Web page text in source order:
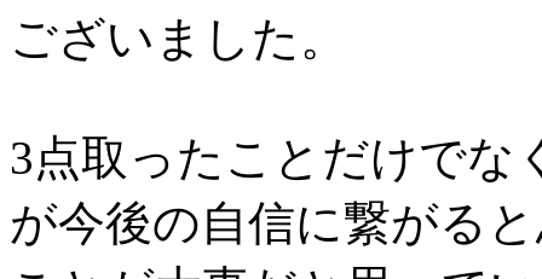
ございました。
3点取ったことだけでな
が今後の自信に繋がる